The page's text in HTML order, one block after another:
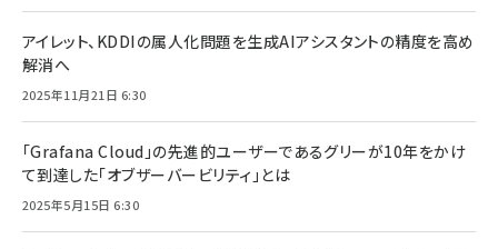
アイレット、KDDIの属人化問題を生成AIアシスタントの精度を高め
解消へ
2025年11月21日 6:30
「Grafana Cloud」の先進的ユーザーであるグリーが10年をかけ
て到達した「オブザーバービリティ」とは
2025年5月15日 6:30